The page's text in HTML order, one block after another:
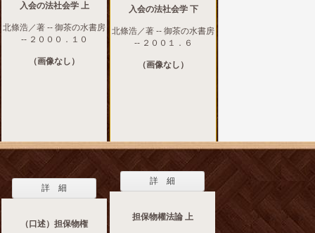
入会の法社会学 上
北條浩／著 -- 御茶の水書房
-- ２０００．１０
（画像なし）
入会の法社会学 下
北條浩／著 -- 御茶の水書房
-- ２００１．６
（画像なし）
詳 細
（口述）担保物権
詳 細
担保物權法論 上